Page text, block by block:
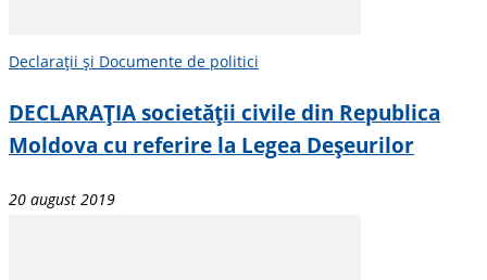
Declarații și Documente de politici
DECLARAȚIA societății civile din Republica
Moldova cu referire la Legea Deșeurilor
20 august 2019